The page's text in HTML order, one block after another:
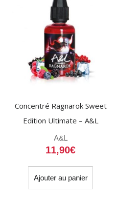
Concentré Ragnarok Sweet
Edition Ultimate – A&L
A&L
11,90€
Ajouter au panier